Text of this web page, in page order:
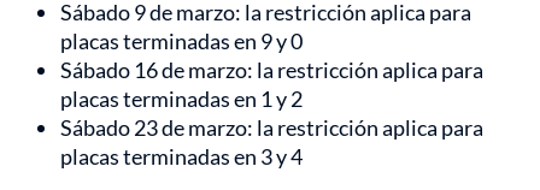
Sábado 9 de marzo: la restricción aplica para
placas terminadas en 9 y 0
Sábado 16 de marzo: la restricción aplica para
placas terminadas en 1 y 2
Sábado 23 de marzo: la restricción aplica para
placas terminadas en 3 y 4